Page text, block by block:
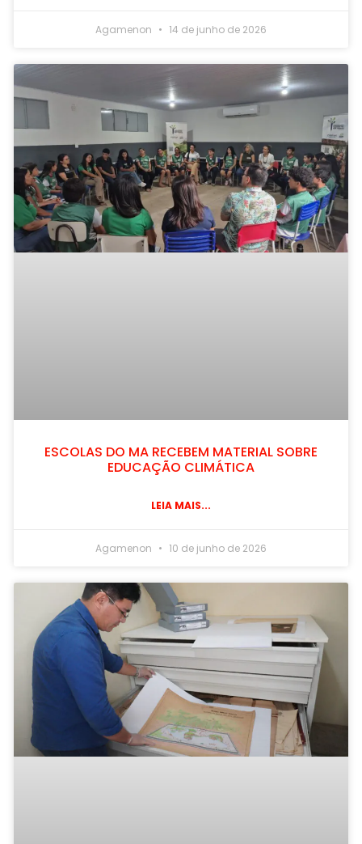
Agamenon 14 de junho de 2026
ESCOLAS DO MA RECEBEM MATERIAL SOBRE
EDUCAÇÃO CLIMÁTICA
LEIA MAIS...
Agamenon 10 de junho de 2026